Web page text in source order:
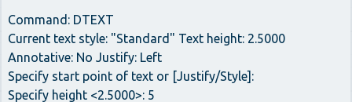
Command: DTEXT
Current text style: "Standard" Text height: 2.5000
Annotative: No Justify: Left
Specify start point of text or [Justify/Style]:
Specify height <2.5000>: 5